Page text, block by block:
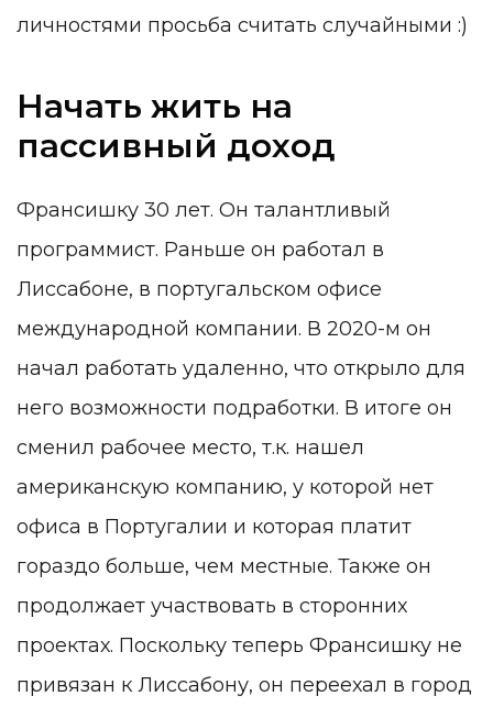
личностями просьба считать случайными :)
Начать жить на
пассивный доход
Франсишку 30 лет. Он талантливый
программист. Раньше он работал в
Лиссабоне, в португальском офисе
международной компании. В 2020-м он
начал работать удаленно, что открыло для
него возможности подработки. В итоге он
сменил рабочее место, т.к. нашел
американскую компанию, у которой нет
офиса в Португалии и которая платит
гораздо больше, чем местные. Также он
продолжает участвовать в сторонних
проектах. Поскольку теперь Франсишку не
привязан к Лиссабону, он переехал в город